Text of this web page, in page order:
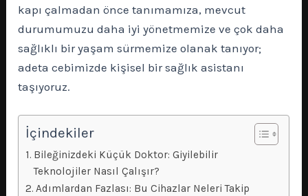
kapı çalmadan önce tanımamıza, mevcut
durumumuzu daha iyi yönetmemize ve çok daha
sağlıklı bir yaşam sürmemize olanak tanıyor;
adeta cebimizde kişisel bir sağlık asistanı
taşıyoruz.
İçindekiler
Bileğinizdeki Küçük Doktor: Giyilebilir
Teknolojiler Nasıl Çalışır?
Adımlardan Fazlası: Bu Cihazlar Neleri Takip